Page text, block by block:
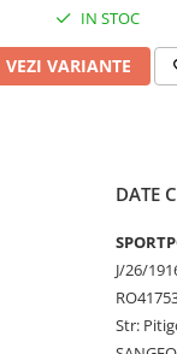
IN STOC
VEZI VARIANTE
DATE
J/26/
Str: